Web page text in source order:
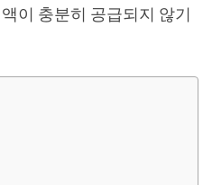
이 충분히 공급되지 않기